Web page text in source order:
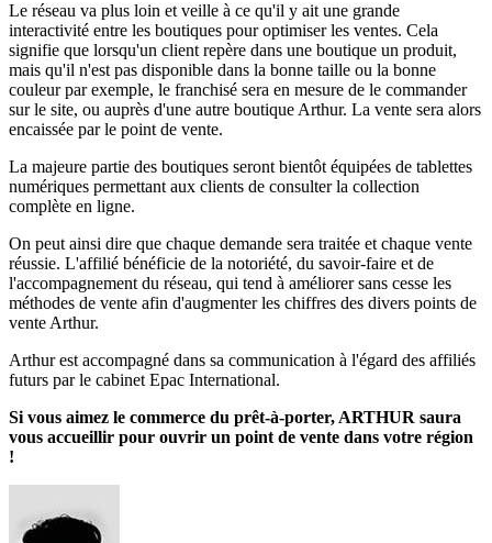
Le réseau va plus loin et veille à ce qu'il y ait une grande
interactivité entre les boutiques pour optimiser les ventes. Cela
signifie que lorsqu'un client repère dans une boutique un produit,
mais qu'il n'est pas disponible dans la bonne taille ou la bonne
couleur par exemple, le franchisé sera en mesure de le commander
sur le site, ou auprès d'une autre boutique Arthur. La vente sera alors
encaissée par le point de vente.
La majeure partie des boutiques seront bientôt équipées de tablettes
numériques permettant aux clients de consulter la collection
complète en ligne.
On peut ainsi dire que chaque demande sera traitée et chaque vente
réussie. L'affilié bénéficie de la notoriété, du savoir-faire et de
l'accompagnement du réseau, qui tend à améliorer sans cesse les
méthodes de vente afin d'augmenter les chiffres des divers points de
vente Arthur.
Arthur est accompagné dans sa communication à l'égard des affiliés
futurs par le cabinet Epac International.
Si vous aimez le commerce du prêt-à-porter, ARTHUR saura
vous accueillir pour ouvrir un point de vente dans votre région
!